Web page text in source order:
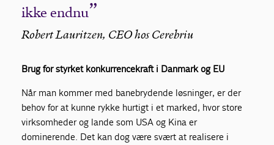
ikke endnu
Robert Lauritzen, CEO hos Cerebriu
Brug for styrket konkurrencekraft i Danmark og EU
Når man kommer med banebrydende løsninger, er der
behov for at kunne rykke hurtigt i et marked, hvor store
virksomheder og lande som USA og Kina er
dominerende. Det kan dog være svært at realisere i